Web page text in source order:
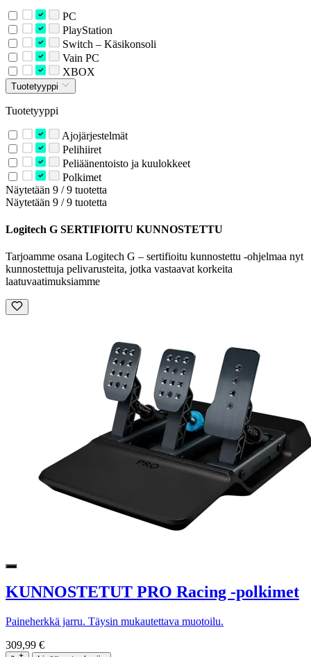
PC
PlayStation
Switch – Käsikonsoli
Vain PC
XBOX
Tuotetyyppi
Tuotetyyppi
Ajojärjestelmät
Pelihiiret
Peliäänentoisto ja kuulokkeet
Polkimet
Näytetään 9 / 9 tuotetta
Näytetään 9 / 9 tuotetta
Logitech G SERTIFIOITU KUNNOSTETTU
Tarjoamme osana Logitech G – sertifioitu kunnostettu -ohjelmaa nyt
kunnostettuja pelivarusteita, jotka vastaavat korkeita
laatuvaatimuksiamme
KUNNOSTETUT PRO Racing -polkimet
Paineherkkä jarru. Täysin mukautettava muotoilu.
309,99 €